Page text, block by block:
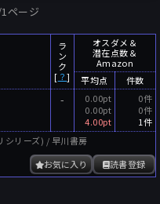
件
人
月以降
年
年
月
ページ
ラ
ン
ク
[ ？]
オスダメ＆
潜在点数＆
Amazon
平均点
件数
-
0.00pt
0.00pt
4.00pt
0件
0件
1件
シリーズ) / 早川書房
読書登録
お気に入り